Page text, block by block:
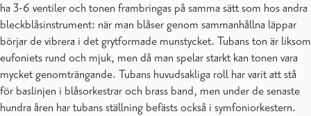
ha 3-6 ventiler och tonen frambringas på samma sätt som hos andra
bleckblåsinstrument: när man blåser genom sammanhållna läppar
börjar de vibrera i det grytformade munstycket. Tubans ton är liksom
eufoniets rund och mjuk, men då man spelar starkt kan tonen vara
mycket genomträngande. Tubans huvudsakliga roll har varit att stå
för baslinjen i blåsorkestrar och brass band, men under de senaste
hundra åren har tubans ställning befästs också i symfoniorkestern.